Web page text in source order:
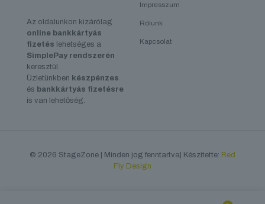
Az oldalunkon kizárólag
online bankkártyás
fizetés lehetséges a
SimplePay rendszerén
keresztül.
Üzletünkben készpénzes
és bankkártyás fizetésre
is van lehetőség.
Impresszum
Rólunk
Kapcsolat
© 2026 StageZone | Minden jog fenntartva| Készítette: Red
Fly Design